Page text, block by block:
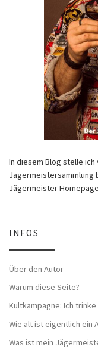
In diesem Blog stelle ich
Jägermeistersammlung
Jägermeister
INFOS
Über den Autor
Warum diese Seite?
Kultkampagne: Ich
Wie alt ist eigentlich ein
Was ist mein